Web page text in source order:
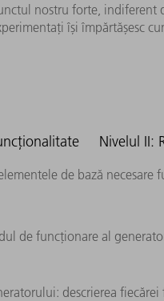
nostru forte, indiferent
își împărtășesc
de bază
de funcționare al
descrierea
Nivelul II: